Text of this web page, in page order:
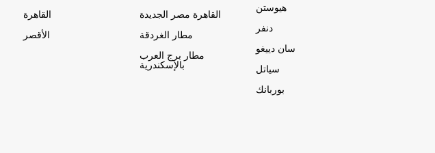
القاهرة
الأقصر
القاهرة مصر الجديدة
مطار الغردقة
مطار برج العرب
بالإسكندرية
هيوستن
دنفر
سان دييغو
سياتل
بوربانك